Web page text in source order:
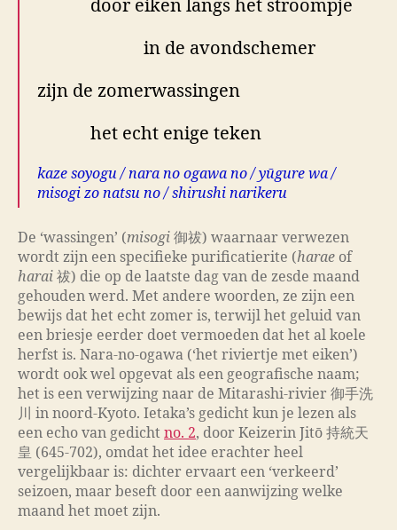
door eiken langs het stroompje
in de avondschemer
zijn de zomerwassingen
het echt enige teken
kaze soyogu / nara no ogawa no / yūgure wa /
misogi zo natsu no / shirushi narikeru
De ‘wassingen’ (misogi 御祓) waarnaar verwezen
wordt zijn een specifieke purificatierite (harae of
harai 祓) die op de laatste dag van de zesde maand
gehouden werd. Met andere woorden, ze zijn een
bewijs dat het echt zomer is, terwijl het geluid van
een briesje eerder doet vermoeden dat het al koele
herfst is. Nara-no-ogawa (‘het riviertje met eiken’)
wordt ook wel opgevat als een geografische naam;
het is een verwijzing naar de Mitarashi-rivier 御手洗
川 in noord-Kyoto. Ietaka’s gedicht kun je lezen als
een echo van gedicht no. 2, door Keizerin Jitō 持統天
皇 (645-702), omdat het idee erachter heel
vergelijkbaar is: dichter ervaart een ‘verkeerd’
seizoen, maar beseft door een aanwijzing welke
maand het moet zijn.